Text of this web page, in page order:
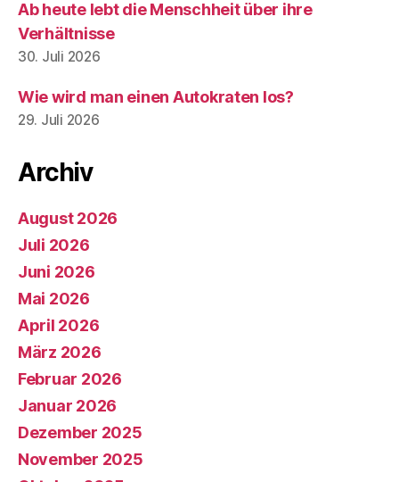
Ab heute lebt die Menschheit über ihre
Verhältnisse
30. Juli 2026
Wie wird man einen Autokraten los?
29. Juli 2026
Archiv
August 2026
Juli 2026
Juni 2026
Mai 2026
April 2026
März 2026
Februar 2026
Januar 2026
Dezember 2025
November 2025